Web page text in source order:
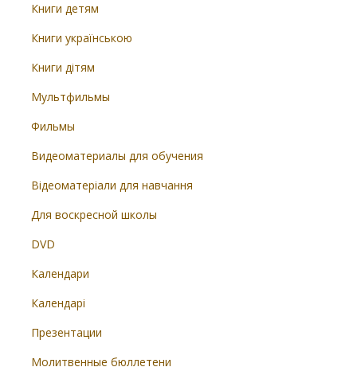
Книги детям
Книги українською
Книги дітям
Мультфильмы
Фильмы
Видеоматериалы для обучения
Відеоматеріали для навчання
Для воскресной школы
DVD
Календари
Календарі
Презентации
Молитвенные бюллетени